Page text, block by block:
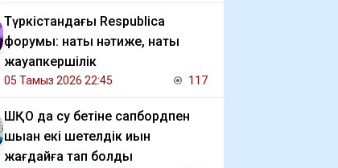
Түркістандағы Respublica
форумы: нақты нәтиже, нақты
жауапкершілік
05 Тамыз 2026 22:45 117
ШҚО да су бетіне сапбордпен
шыққан екі шетелдік қиын
жағдайға тап болды